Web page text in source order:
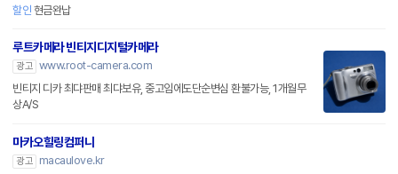
할인 현금완납
루트카메라 빈티지디지털카메라
광고 www.root-camera.com
빈티지 디카 최댜판매 최댜보유, 중고임에도단순변심 환불가능, 1개월무
상A/S
마카오힐링컴퍼니
광고
macaulove.kr